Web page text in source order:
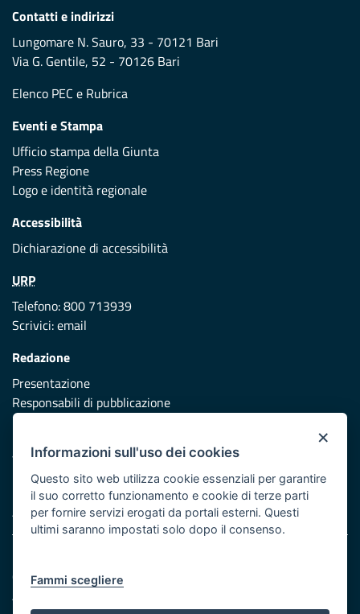
Contatti e indirizzi
Lungomare N. Sauro, 33 - 70121 Bari
Via G. Gentile, 52 - 70126 Bari
Elenco PEC e Rubrica
Eventi e Stampa
Ufficio stampa della Giunta
Press Regione
Logo e identità regionale
Accessibilità
Dichiarazione di accessibilità
URP
Telefono: 800 713939
Scrivici:email
Redazione
Presentazione
Responsabili di pubblicazione
Vai al sito di Protezione Civile Puglia
Iniziativa finanziata con risorse del POR Puglia 2014/2020 -
Asse XI
Cookie e privacy
Atti di notifica
×
Informazioni sull'uso dei cookies
Questo sito web utilizza cookie essenziali per garantire
il suo corretto funzionamento e cookie di terze parti
per fornire servizi erogati da portali esterni. Questi
ultimi saranno impostati solo dopo il consenso.
Fammi scegliere